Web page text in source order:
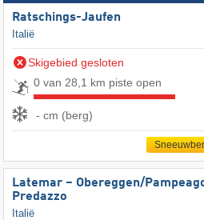
Ratschings-Jaufen
Italië
Skigebied gesloten
0 van 28,1 km piste open
- cm (berg)
Latemar – Obereggen/​
Predazzo
Italië